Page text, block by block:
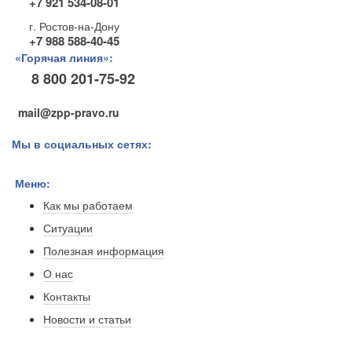
г. Ростов-на-Дону
+7 988 588-40-45
«Горячая линия»:
8 800 201-75-92
mail@zpp-pravo.ru
Мы в социальных сетях:
Меню:
Как мы работаем
Ситуации
Полезная информация
О нас
Контакты
Новости и статьи